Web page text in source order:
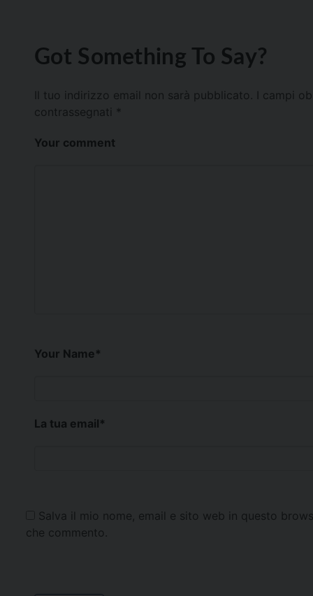
Got Something To Say?
Il tuo indirizzo email non sarà pubblicato.
I campi
contrassegnati *
Your comment
Your Name*
La tua email*
Salva il mio nome, email e sito web in questo
che commento.